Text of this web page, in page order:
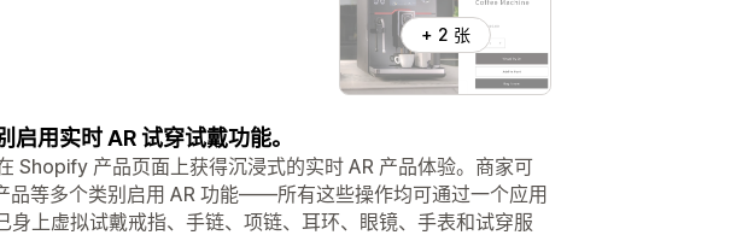
+ 2 张
用实时 AR 试穿试戴功能。
Shopify 产品页面上获得沉浸式的实时 AR 产品体验。商家可
品等多个类别启用 AR 功能——所有这些操作均可通过一个应用
身上虚拟试戴戒指、手链、项链、耳环、眼镜、手表和试穿服